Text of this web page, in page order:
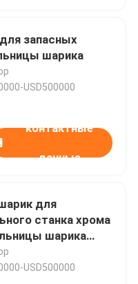
запасных
шарика
USD500000
контактные
данные
для
станка хрома
шарика
запасных
USD500000